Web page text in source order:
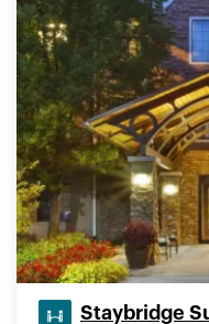
Staybridge